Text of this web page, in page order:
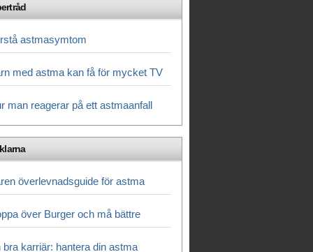
astmasymtom
med astma kan få för mycket TV
man reagerar på ett astmaanfall
överlevnadsguide för astma
över Burger och må bättre
bra karriär: hantera din astma